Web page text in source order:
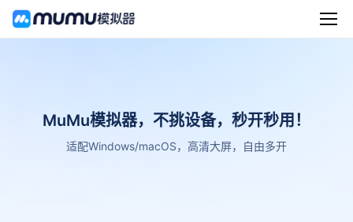
MuMu模拟器，不挑设备，秒开秒用！
适配Windows/macOS，高清大屏，自由多开